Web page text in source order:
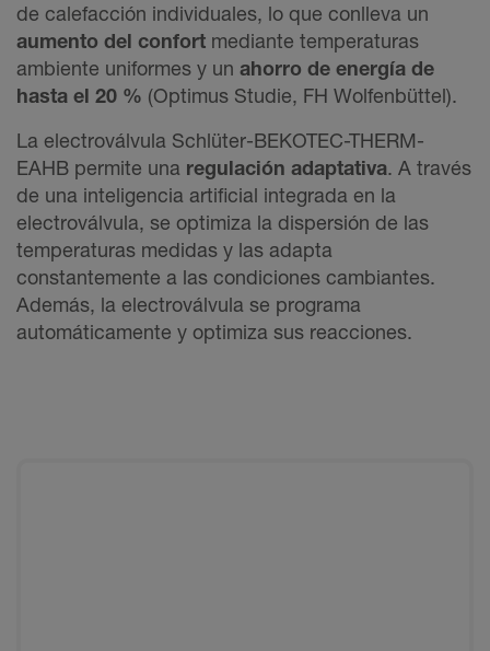
de calefacción individuales, lo que conlleva un
aumento del confort mediante temperaturas
ambiente uniformes y un ahorro de energía de
hasta el 20 % (Optimus Studie, FH Wolfenbüttel).
La electroválvula Schlüter-BEKOTEC-THERM-
EAHB permite una regulación adaptativa. A través
de una inteligencia artificial integrada en la
electroválvula, se optimiza la dispersión de las
temperaturas medidas y las adapta
constantemente a las condiciones cambiantes.
Además, la electroválvula se programa
automáticamente y optimiza sus reacciones.